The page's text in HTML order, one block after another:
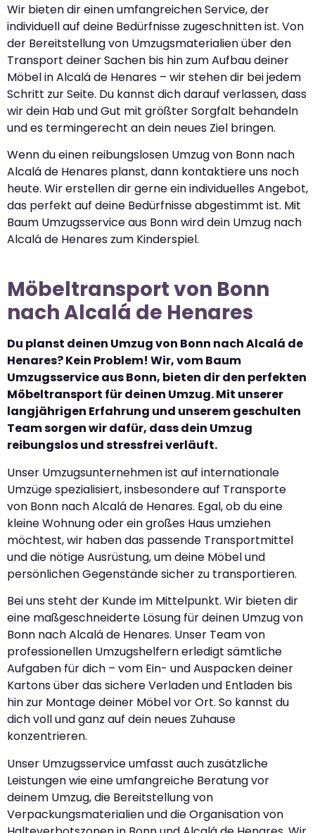
Wir bieten dir einen umfangreichen Service, der
individuell auf deine Bedürfnisse zugeschnitten ist. Von
der Bereitstellung von Umzugsmaterialien über den
Transport deiner Sachen bis hin zum Aufbau deiner
Möbel in Alcalá de Henares – wir stehen dir bei jedem
Schritt zur Seite. Du kannst dich darauf verlassen, dass
wir dein Hab und Gut mit größter Sorgfalt behandeln
und es termingerecht an dein neues Ziel bringen.
Wenn du einen reibungslosen Umzug von Bonn nach
Alcalá de Henares planst, dann kontaktiere uns noch
heute. Wir erstellen dir gerne ein individuelles Angebot,
das perfekt auf deine Bedürfnisse abgestimmt ist. Mit
Baum Umzugsservice aus Bonn wird dein Umzug nach
Alcalá de Henares zum Kinderspiel.
Möbeltransport von Bonn
nach Alcalá de Henares
Du planst deinen Umzug von Bonn nach Alcalá de
Henares? Kein Problem! Wir, vom Baum
Umzugsservice aus Bonn, bieten dir den perfekten
Möbeltransport für deinen Umzug. Mit unserer
langjährigen Erfahrung und unserem geschulten
Team sorgen wir dafür, dass dein Umzug
reibungslos und stressfrei verläuft.
Unser Umzugsunternehmen ist auf internationale
Umzüge spezialisiert, insbesondere auf Transporte
von Bonn nach Alcalá de Henares. Egal, ob du eine
kleine Wohnung oder ein großes Haus umziehen
möchtest, wir haben das passende Transportmittel
und die nötige Ausrüstung, um deine Möbel und
persönlichen Gegenstände sicher zu transportieren.
Bei uns steht der Kunde im Mittelpunkt. Wir bieten dir
eine maßgeschneiderte Lösung für deinen Umzug von
Bonn nach Alcalá de Henares. Unser Team von
professionellen Umzugshelfern erledigt sämtliche
Aufgaben für dich – vom Ein- und Auspacken deiner
Kartons über das sichere Verladen und Entladen bis
hin zur Montage deiner Möbel vor Ort. So kannst du
dich voll und ganz auf dein neues Zuhause
konzentrieren.
Unser Umzugsservice umfasst auch zusätzliche
Leistungen wie eine umfangreiche Beratung vor
deinem Umzug, die Bereitstellung von
Verpackungsmaterialien und die Organisation von